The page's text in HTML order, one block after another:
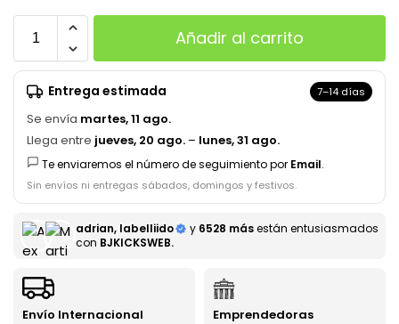
Añadir al carrito
Entrega estimada 7–14 días
Se envía martes, 11 ago.
Llega entre jueves, 20 ago. – lunes, 31 ago.
Te enviaremos el número de seguimiento por Email.
Sin envíos ni entregas sábados, domingos y festivos.
adrian, labelliido y 6528 másestán entusiasmados
con BJKICKSWEB.
Envío Internacional
Emprendedoras